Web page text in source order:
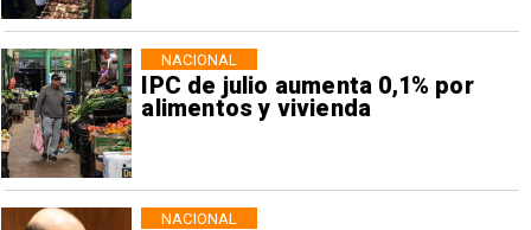
IPC de julio aumenta 0,1% por
alimentos y vivienda
NACIONAL
NACIONAL